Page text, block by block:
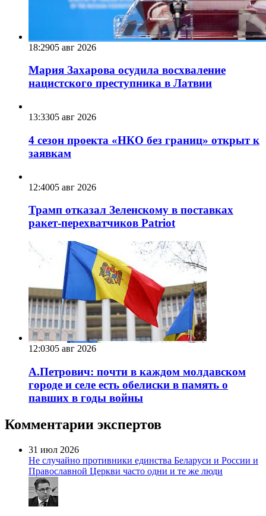
18:2905 авг 2026
Мария Захарова осудила восхваление
нацистского преступника в Латвии
13:3305 авг 2026
4 сезон проекта «НКО без границ» открыт к
заявкам
12:4005 авг 2026
Трамп отказал Зеленскому в поставках
ракет-перехватчиков Patriot
12:0305 авг 2026
А.Петрович: почти в каждом молдавском
городе и селе есть обелиски в память о
павших в годы войны
Комментарии экспертов
31 июл 2026
Не случайно противники единства Беларуси и России и
Православной Церкви часто одни и те же люди